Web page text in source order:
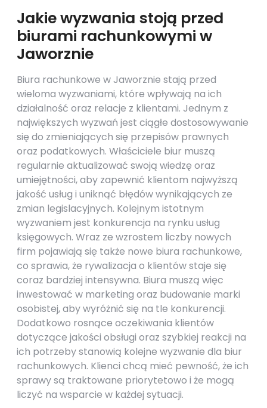
Jakie wyzwania stoją przed
biurami rachunkowymi w
Jaworznie
Biura rachunkowe w Jaworznie stają przed
wieloma wyzwaniami, które wpływają na ich
działalność oraz relacje z klientami. Jednym z
największych wyzwań jest ciągłe dostosowywanie
się do zmieniających się przepisów prawnych
oraz podatkowych. Właściciele biur muszą
regularnie aktualizować swoją wiedzę oraz
umiejętności, aby zapewnić klientom najwyższą
jakość usług i uniknąć błędów wynikających ze
zmian legislacyjnych. Kolejnym istotnym
wyzwaniem jest konkurencja na rynku usług
księgowych. Wraz ze wzrostem liczby nowych
firm pojawiają się także nowe biura rachunkowe,
co sprawia, że rywalizacja o klientów staje się
coraz bardziej intensywna. Biura muszą więc
inwestować w marketing oraz budowanie marki
osobistej, aby wyróżnić się na tle konkurencji.
Dodatkowo rosnące oczekiwania klientów
dotyczące jakości obsługi oraz szybkiej reakcji na
ich potrzeby stanowią kolejne wyzwanie dla biur
rachunkowych. Klienci chcą mieć pewność, że ich
sprawy są traktowane priorytetowo i że mogą
liczyć na wsparcie w każdej sytuacji.